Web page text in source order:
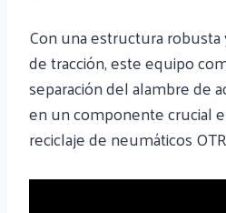
Con una estructura
de tracción, este equipo
separación del alambre de
en un componente crucial
reciclaje de neumáticos